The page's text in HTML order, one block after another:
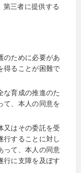
第三者に提供する
のために必要があ
得ることが困難で
な育成の推進のた
て、本人の同意を
又はその委託を受
行することに対し
って、本人の同意
行に支障を及ぼす